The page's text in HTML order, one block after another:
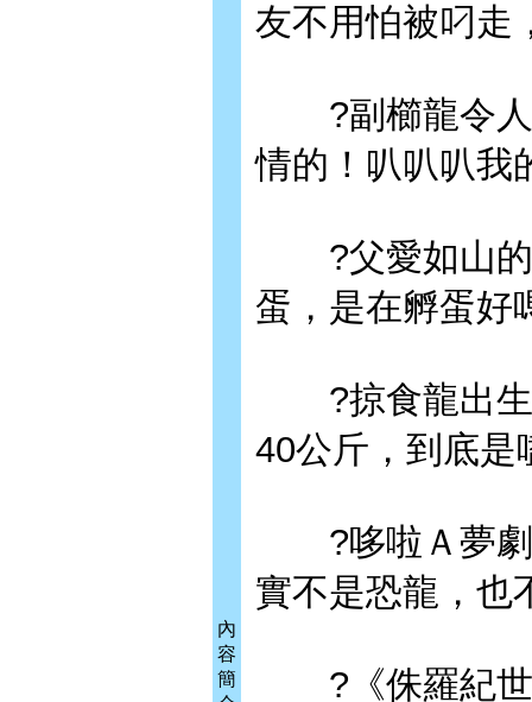
內
容
簡
友不用怕被叼走
?副櫛龍令人
情的！叭叭叭我
?父愛如山的
蛋，是在孵蛋好
?掠食龍出生
40公斤，到底是
?哆啦Ａ夢劇
實不是恐龍，也
?《侏羅紀世